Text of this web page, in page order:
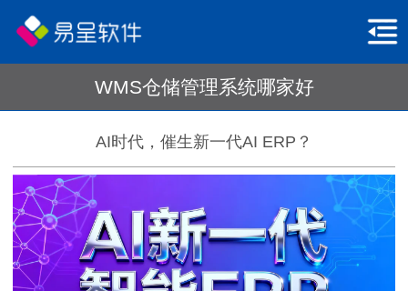
WMS仓储管理系统哪家好
AI时代，催生新一代AI ERP？